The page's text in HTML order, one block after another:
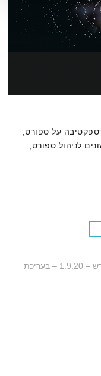
על ספורט,
לניהול ספורט,
כל יום מחדש – 1.9.20 – בעריכת